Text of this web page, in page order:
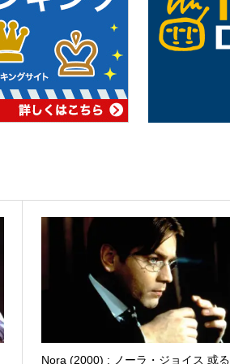
Nora (2000) : ノーラ・ジョイス 或る